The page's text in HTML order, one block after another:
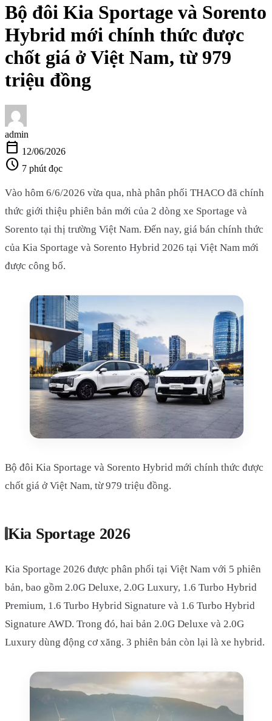
Bộ đôi Kia Sportage và Sorento
Hybrid mới chính thức được
chốt giá ở Việt Nam, từ 979
triệu đồng
admin
calendar_today 12/06/2026
schedule 7 phút đọc
Vào hôm 6/6/2026 vừa qua, nhà phân phối THACO đã chính
thức giới thiệu phiên bản mới của 2 dòng xe Sportage và
Sorento tại thị trường Việt Nam. Đến nay, giá bán chính thức
của Kia Sportage và Sorento Hybrid 2026 tại Việt Nam mới
được công bố.
Bộ đôi Kia Sportage và Sorento Hybrid mới chính thức được
chốt giá ở Việt Nam, từ 979 triệu đồng.
Kia Sportage 2026
Kia Sportage 2026 được phân phối tại Việt Nam với 5 phiên
bản, bao gồm 2.0G Deluxe, 2.0G Luxury, 1.6 Turbo Hybrid
Premium, 1.6 Turbo Hybrid Signature và 1.6 Turbo Hybrid
Signature AWD. Trong đó, hai bản 2.0G Deluxe và 2.0G
Luxury dùng động cơ xăng. 3 phiên bản còn lại là xe hybrid.